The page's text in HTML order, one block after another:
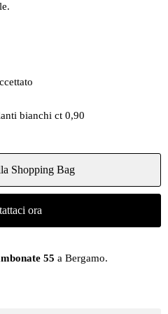
bianchi ct 0,90
Shopping Bag
ora
55 a Bergamo.